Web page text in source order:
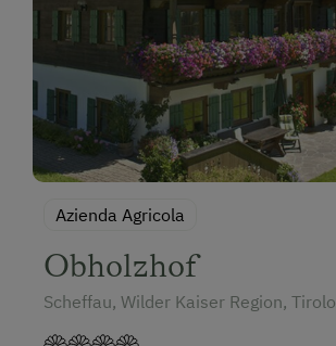
Azienda Agricola
Obholzhof
Scheffau, Wilder Kaiser Region, Tirolo